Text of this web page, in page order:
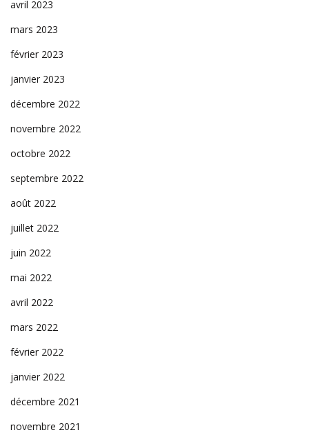
avril 2023
mars 2023
février 2023
janvier 2023
décembre 2022
novembre 2022
octobre 2022
septembre 2022
août 2022
juillet 2022
juin 2022
mai 2022
avril 2022
mars 2022
février 2022
janvier 2022
décembre 2021
novembre 2021